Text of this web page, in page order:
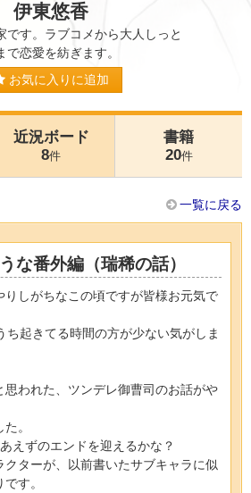
伊東悠香
です。ラブコメから大人しっと
で恋愛を紡ぎます。
お気に入りに追加
近況ボード
8件
書籍
20件
一覧に戻る
な番外編（瑞稀の話）
りしがちなこの頃ですが皆様お元気で
ち起きてる時間の方が少ない気がしま
思われた、ツンデレ御曹司のお話がや
。
えずのエンドを迎えるかな？
クターが、以前書いたサブキャラに似
す。